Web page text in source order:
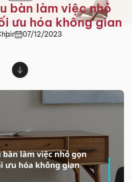
bàn làm việc nhỏ
ưu hóa không gian
07/12/2023